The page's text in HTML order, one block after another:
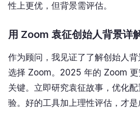
性上更优，但背景需评估。
用 Zoom 袁征创始人背景详
作为顾问，我见证了了解创始人
选择 Zoom。2025 年的 Zoom 更
关键。立即研究袁征故事，优化
验。好的工具加上理性评估，才是